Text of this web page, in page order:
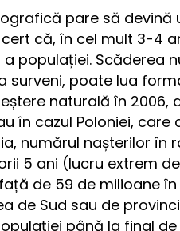
pare să devină
că, în cel mult 3-4
populației. Scăderea
surveni, poate lua
naturală în
în cazul Poloniei,
numărul nașterilor în
5 ani (lucru extrem
de 59 de milioane
de Sud sau de
până la final